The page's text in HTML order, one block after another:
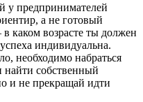
у предпринимателей
а не готовый
каком возрасте ты должен
индивидуальна.
необходимо набраться
собственный
и не прекращай идти